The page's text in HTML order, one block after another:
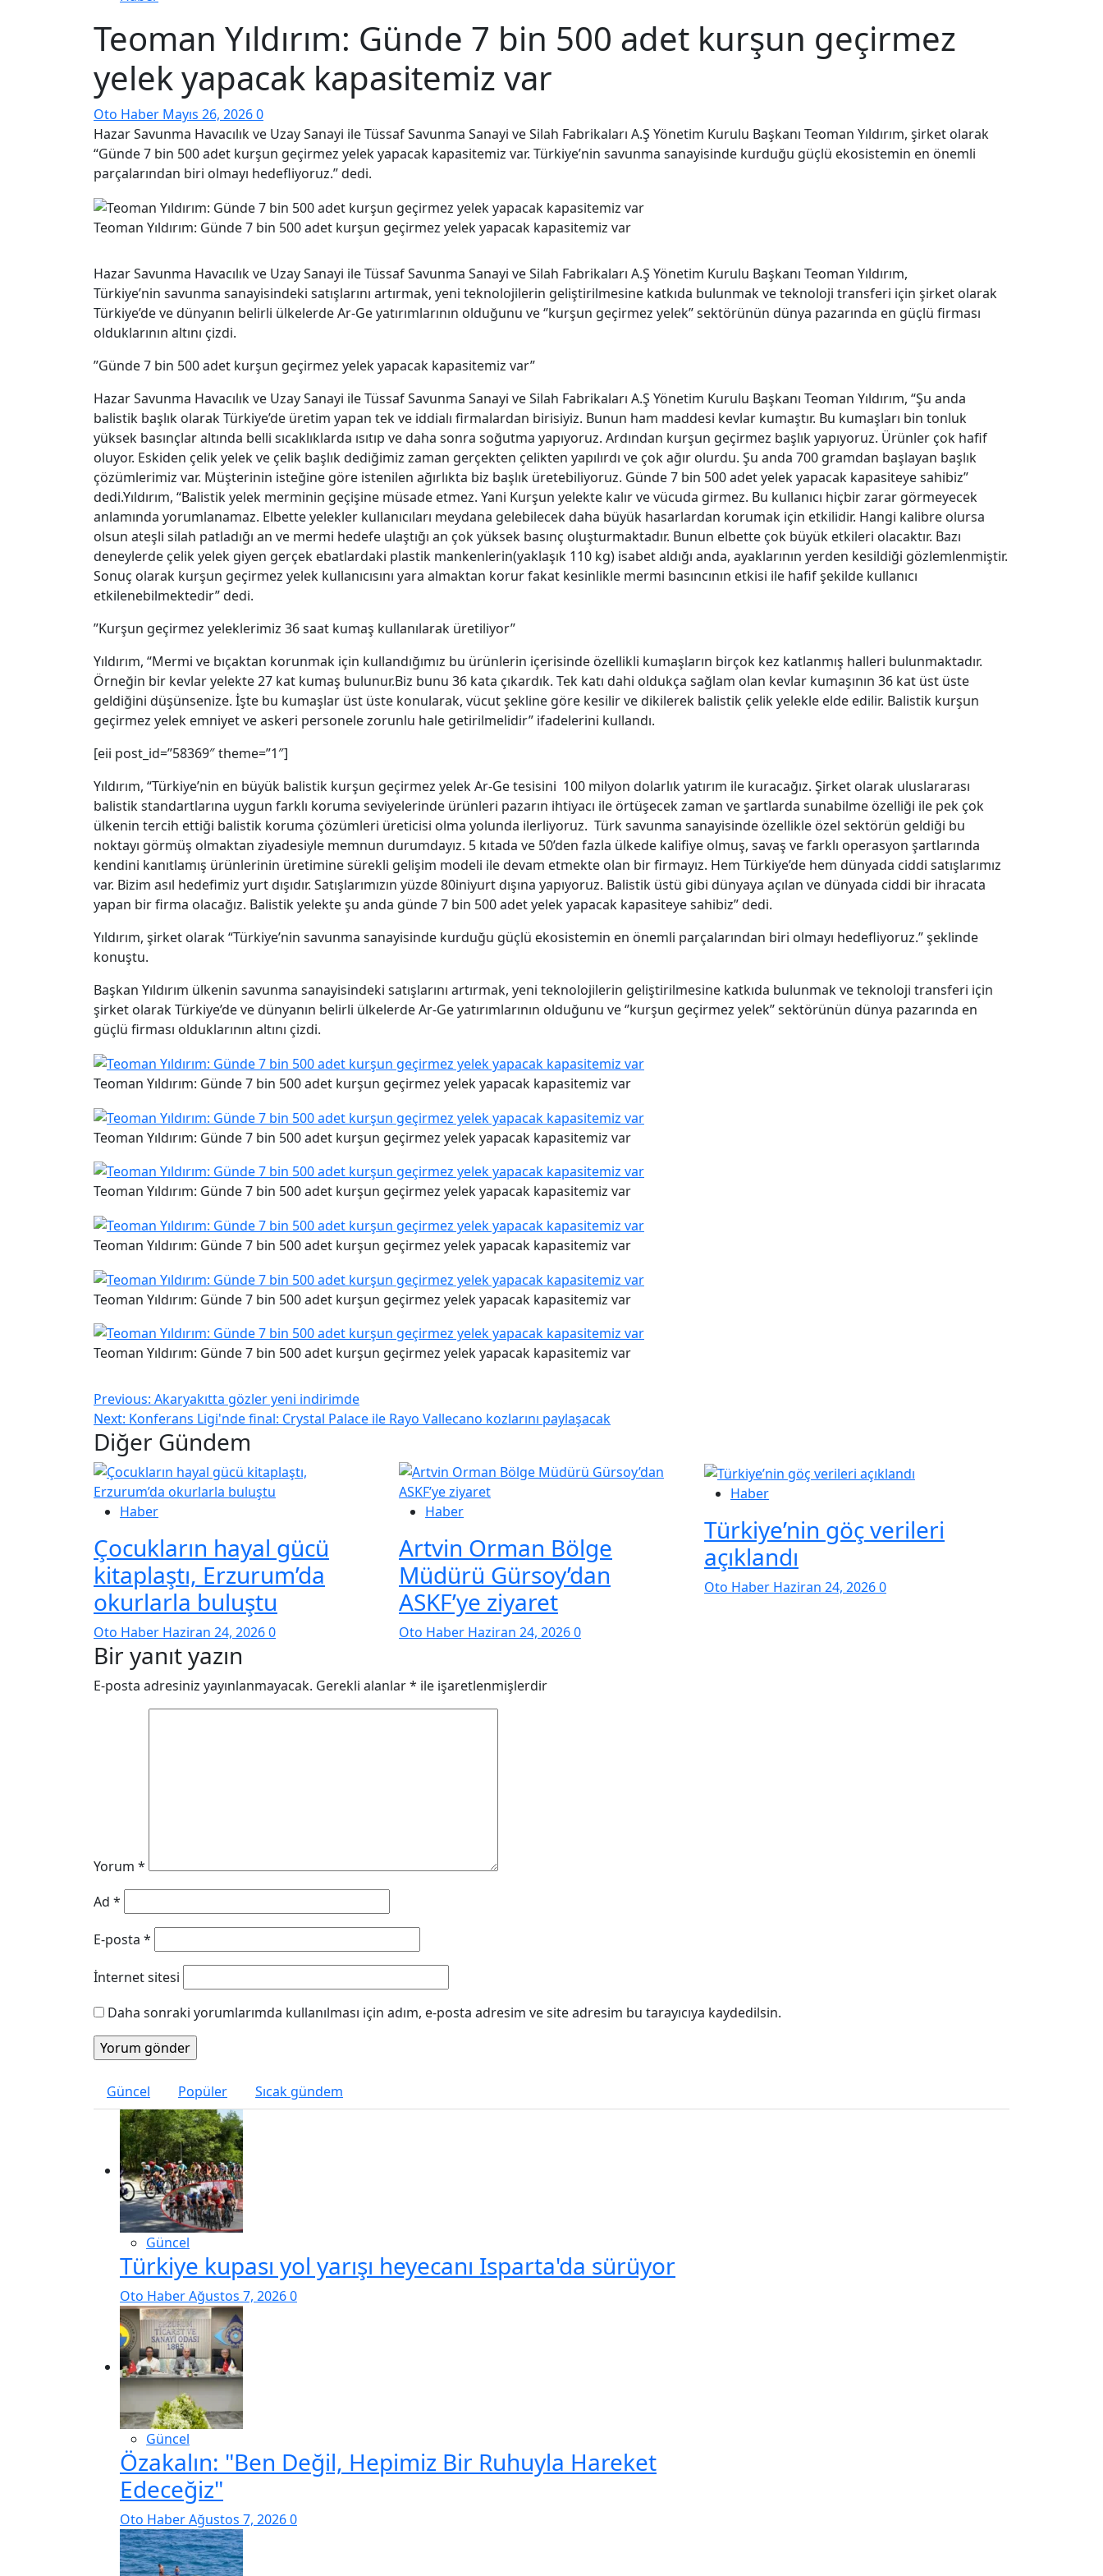
Teoman Yıldırım: Günde 7 bin 500 adet kurşun geçirmez
yelek yapacak kapasitemiz var
Oto Haber Mayıs 26, 20260
Hazar Savunma Havacılık ve Uzay Sanayi ile Tüssaf Savunma Sanayi ve Silah Fabrikaları A.Ş Yönetim Kurulu Başkanı Teoman Yıldırım, şirket olarak
“Günde 7 bin 500 adet kurşun geçirmez yelek yapacak kapasitemiz var. Türkiye’nin savunma sanayisinde kurduğu güçlü ekosistemin en önemli
parçalarından biri olmayı hedefliyoruz.” dedi.
Teoman Yıldırım: Günde 7 bin 500 adet kurşun geçirmez yelek yapacak kapasitemiz var
Hazar Savunma Havacılık ve Uzay Sanayi ile Tüssaf Savunma Sanayi ve Silah Fabrikaları A.Ş Yönetim Kurulu Başkanı Teoman Yıldırım,
Türkiye’nin savunma sanayisindeki satışlarını artırmak, yeni teknolojilerin geliştirilmesine katkıda bulunmak ve teknoloji transferi için şirket olarak
Türkiye’de ve dünyanın belirli ülkelerde Ar-Ge yatırımlarının olduğunu ve ‘’kurşun geçirmez yelek’’ sektörünün dünya pazarında en güçlü firması
olduklarının altını çizdi.
”Günde 7 bin 500 adet kurşun geçirmez yelek yapacak kapasitemiz var”
Hazar Savunma Havacılık ve Uzay Sanayi ile Tüssaf Savunma Sanayi ve Silah Fabrikaları A.Ş Yönetim Kurulu Başkanı Teoman Yıldırım, “Şu anda
balistik başlık olarak Türkiye’de üretim yapan tek ve iddialı firmalardan birisiyiz. Bunun ham maddesi kevlar kumaştır. Bu kumaşları bin tonluk
yüksek basınçlar altında belli sıcaklıklarda ısıtıp ve daha sonra soğutma yapıyoruz. Ardından kurşun geçirmez başlık yapıyoruz. Ürünler çok hafif
oluyor. Eskiden çelik yelek ve çelik başlık dediğimiz zaman gerçekten çelikten yapılırdı ve çok ağır olurdu. Şu anda 700 gramdan başlayan başlık
çözümlerimiz var. Müşterinin isteğine göre istenilen ağırlıkta biz başlık üretebiliyoruz. Günde 7 bin 500 adet yelek yapacak kapasiteye sahibiz”
dedi.Yıldırım, “Balistik yelek merminin geçişine müsade etmez. Yani Kurşun yelekte kalır ve vücuda girmez. Bu kullanıcı hiçbir zarar görmeyecek
anlamında yorumlanamaz. Elbette yelekler kullanıcıları meydana gelebilecek daha büyük hasarlardan korumak için etkilidir. Hangi kalibre olursa
olsun ateşli silah patladığı an ve mermi hedefe ulaştığı an çok yüksek basınç oluşturmaktadır. Bunun elbette çok büyük etkileri olacaktır. Bazı
deneylerde çelik yelek giyen gerçek ebatlardaki plastik mankenlerin(yaklaşık 110 kg) isabet aldığı anda, ayaklarının yerden kesildiği gözlemlenmiştir.
Sonuç olarak kurşun geçirmez yelek kullanıcısını yara almaktan korur fakat kesinlikle mermi basıncının etkisi ile hafif şekilde kullanıcı
etkilenebilmektedir” dedi.
”Kurşun geçirmez yeleklerimiz 36 saat kumaş kullanılarak üretiliyor”
Yıldırım, “Mermi ve bıçaktan korunmak için kullandığımız bu ürünlerin içerisinde özellikli kumaşların birçok kez katlanmış halleri bulunmaktadır.
Örneğin bir kevlar yelekte 27 kat kumaş bulunur.Biz bunu 36 kata çıkardık. Tek katı dahi oldukça sağlam olan kevlar kumaşının 36 kat üst üste
geldiğini düşünsenize. İşte bu kumaşlar üst üste konularak, vücut şekline göre kesilir ve dikilerek balistik çelik yelekle elde edilir. Balistik kurşun
geçirmez yelek emniyet ve askeri personele zorunlu hale getirilmelidir” ifadelerini kullandı.
[eii post_id=”58369″ theme=”1″]
Yıldırım, “Türkiye’nin en büyük balistik kurşun geçirmez yelek Ar-Ge tesisini 100 milyon dolarlık yatırım ile kuracağız. Şirket olarak uluslararası
balistik standartlarına uygun farklı koruma seviyelerinde ürünleri pazarın ihtiyacı ile örtüşecek zaman ve şartlarda sunabilme özelliği ile pek çok
ülkenin tercih ettiği balistik koruma çözümleri üreticisi olma yolunda ilerliyoruz. Türk savunma sanayisinde özellikle özel sektörün geldiği bu
noktayı görmüş olmaktan ziyadesiyle memnun durumdayız. 5 kıtada ve 50’den fazla ülkede kalifiye olmuş, savaş ve farklı operasyon şartlarında
kendini kanıtlamış ürünlerinin üretimine sürekli gelişim modeli ile devam etmekte olan bir firmayız. Hem Türkiye’de hem dünyada ciddi satışlarımız
var. Bizim asıl hedefimiz yurt dışıdır. Satışlarımızın yüzde 80iniyurt dışına yapıyoruz. Balistik üstü gibi dünyaya açılan ve dünyada ciddi bir ihracata
yapan bir firma olacağız. Balistik yelekte şu anda günde 7 bin 500 adet yelek yapacak kapasiteye sahibiz” dedi.
Yıldırım, şirket olarak “Türkiye’nin savunma sanayisinde kurduğu güçlü ekosistemin en önemli parçalarından biri olmayı hedefliyoruz.” şeklinde
konuştu.
Başkan Yıldırım ülkenin savunma sanayisindeki satışlarını artırmak, yeni teknolojilerin geliştirilmesine katkıda bulunmak ve teknoloji transferi için
şirket olarak Türkiye’de ve dünyanın belirli ülkelerde Ar-Ge yatırımlarının olduğunu ve ‘’kurşun geçirmez yelek’’ sektörünün dünya pazarında en
güçlü firması olduklarının altını çizdi.
Teoman Yıldırım: Günde 7 bin 500 adet kurşun geçirmez yelek yapacak kapasitemiz var
Teoman Yıldırım: Günde 7 bin 500 adet kurşun geçirmez yelek yapacak kapasitemiz var
Teoman Yıldırım: Günde 7 bin 500 adet kurşun geçirmez yelek yapacak kapasitemiz var
Teoman Yıldırım: Günde 7 bin 500 adet kurşun geçirmez yelek yapacak kapasitemiz var
Teoman Yıldırım: Günde 7 bin 500 adet kurşun geçirmez yelek yapacak kapasitemiz var
Teoman Yıldırım: Günde 7 bin 500 adet kurşun geçirmez yelek yapacak kapasitemiz var
Previous: Akaryakıtta gözler yeni indirimde
Next: Konferans Ligi'nde final: Crystal Palace ile Rayo Vallecano kozlarını paylaşacak
Diğer Gündem
Haber
Çocukların hayal gücü
kitaplaştı, Erzurum’da
okurlarla buluştu
Oto Haber Haziran 24, 20260
Haber
Artvin Orman Bölge
Müdürü Gürsoy’dan
ASKF’ye ziyaret
Oto Haber Haziran 24, 20260
Haber
Türkiye’nin göç verileri
açıklandı
Oto Haber Haziran 24, 20260
Bir yanıt yazın
E-posta adresiniz yayınlanmayacak. Gerekli alanlar* ile işaretlenmişlerdir
Yorum *
Ad *
E-posta *
İnternet sitesi
Daha sonraki yorumlarımda kullanılması için adım, e-posta adresim ve site adresim bu tarayıcıya kaydedilsin.
Güncel Popüler Sıcak gündem
Güncel
Türkiye kupası yol yarışı heyecanı Isparta'da sürüyor
Oto HaberAğustos 7, 20260
Güncel
Özakalın: "Ben Değil, Hepimiz Bir Ruhuyla Hareket
Edeceğiz"
Oto HaberAğustos 7, 20260